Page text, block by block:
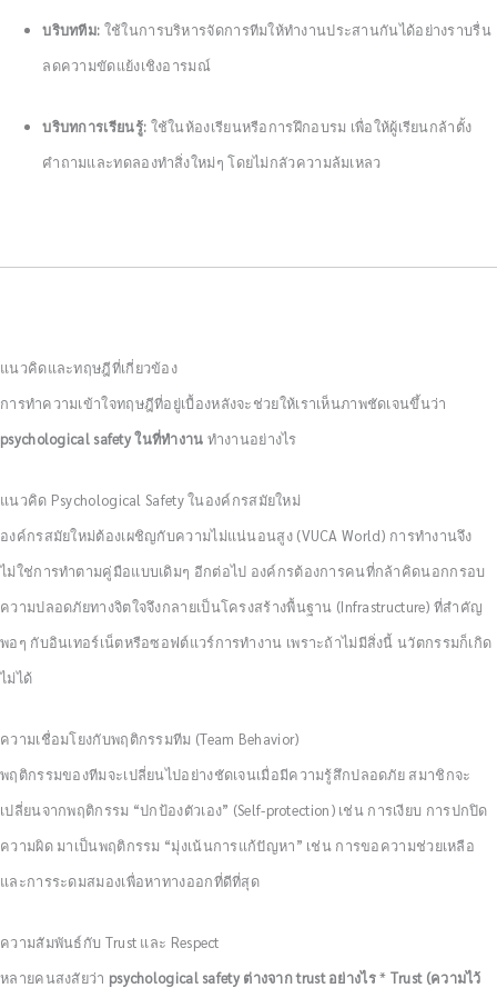
บริบททีม: ใช้ในการบริหารจัดการทีมให้ทำงานประสานกันได้อย่างราบรื่น
ลดความขัดแย้งเชิงอารมณ์
บริบทการเรียนรู้: ใช้ในห้องเรียนหรือการฝึกอบรม เพื่อให้ผู้เรียนกล้าตั้ง
คำถามและทดลองทำสิ่งใหม่ๆ โดยไม่กลัวความล้มเหลว
แนวคิดและทฤษฎีที่เกี่ยวข้อง
การทำความเข้าใจทฤษฎีที่อยู่เบื้องหลังจะช่วยให้เราเห็นภาพชัดเจนขึ้นว่า
psychological safety ในที่ทำงาน ทำงานอย่างไร
แนวคิด Psychological Safety ในองค์กรสมัยใหม่
องค์กรสมัยใหม่ต้องเผชิญกับความไม่แน่นอนสูง (VUCA World) การทำงานจึง
ไม่ใช่การทำตามคู่มือแบบเดิมๆ อีกต่อไป องค์กรต้องการคนที่กล้าคิดนอกกรอบ
ความปลอดภัยทางจิตใจจึงกลายเป็นโครงสร้างพื้นฐาน (Infrastructure) ที่สำคัญ
พอๆ กับอินเทอร์เน็ตหรือซอฟต์แวร์การทำงาน เพราะถ้าไม่มีสิ่งนี้ นวัตกรรมก็เกิด
ไม่ได้
ความเชื่อมโยงกับพฤติกรรมทีม (Team Behavior)
พฤติกรรมของทีมจะเปลี่ยนไปอย่างชัดเจนเมื่อมีความรู้สึกปลอดภัย สมาชิกจะ
เปลี่ยนจากพฤติกรรม “ปกป้องตัวเอง” (Self-protection) เช่น การเงียบ การปกปิด
ความผิด มาเป็นพฤติกรรม “มุ่งเน้นการแก้ปัญหา” เช่น การขอความช่วยเหลือ
และการระดมสมองเพื่อหาทางออกที่ดีที่สุด
ความสัมพันธ์กับ Trust และ Respect
หลายคนสงสัยว่า psychological safety ต่างจาก trust อย่างไร* Trust (ความไว้